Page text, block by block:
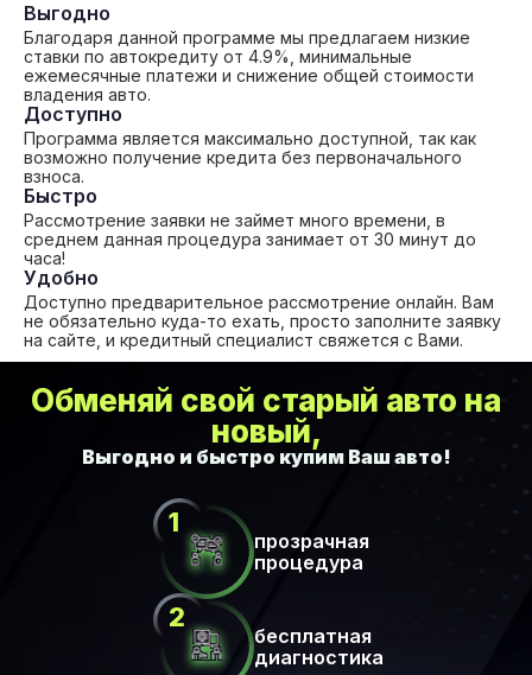
Выгодно
Благодаря данной программе мы предлагаем низкие
ставки по автокредиту от 4.9%, минимальные
ежемесячные платежи и снижение общей стоимости
владения авто.
Доступно
Программа является максимально доступной, так как
возможно получение кредита без первоначального
взноса.
Быстро
Рассмотрение заявки не займет много времени, в
среднем данная процедура занимает от 30 минут до
часа!
Удобно
Доступно предварительное рассмотрение онлайн. Вам
не обязательно куда-то ехать, просто заполните заявку
на сайте, и кредитный специалист свяжется с Вами.
Обменяй свой старый авто на
новый,
прозрачная
процедура
бесплатная
диагностика